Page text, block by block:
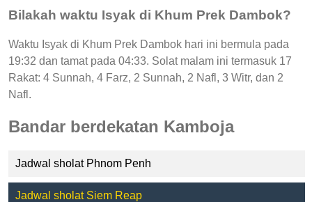
Bilakah waktu Isyak di Khum Prek Dambok?
Waktu Isyak di Khum Prek Dambok hari ini bermula pada
19:32 dan tamat pada 04:33. Solat malam ini termasuk 17
Rakat: 4 Sunnah, 4 Farz, 2 Sunnah, 2 Nafl, 3 Witr, dan 2
Nafl.
Bandar berdekatan Kamboja
Jadwal sholat Phnom Penh
Jadwal sholat Siem Reap